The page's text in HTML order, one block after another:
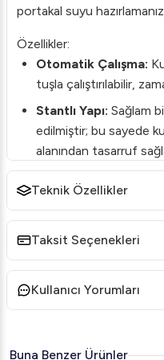
portakal suyu
Özellikler:
Otomatik Çalışma:
tuşla çalıştırılabilir,
Stantlı Yapı: Sağlam
edilmiştir; bu sayede
alanından tasarruf
üretilmiştir,
sunar.
Kolay Temizlik:
temizlenebilir, hijyen
idealdir.
Teknik Özellikler
Taksit Seçenekleri
Kullanıcı Yorumları
Buna Benzer Ürünler